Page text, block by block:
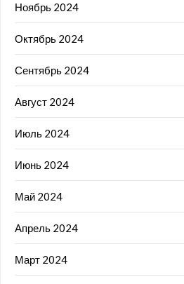
Ноябрь 2024
Октябрь 2024
Сентябрь 2024
Август 2024
Июль 2024
Июнь 2024
Май 2024
Апрель 2024
Март 2024